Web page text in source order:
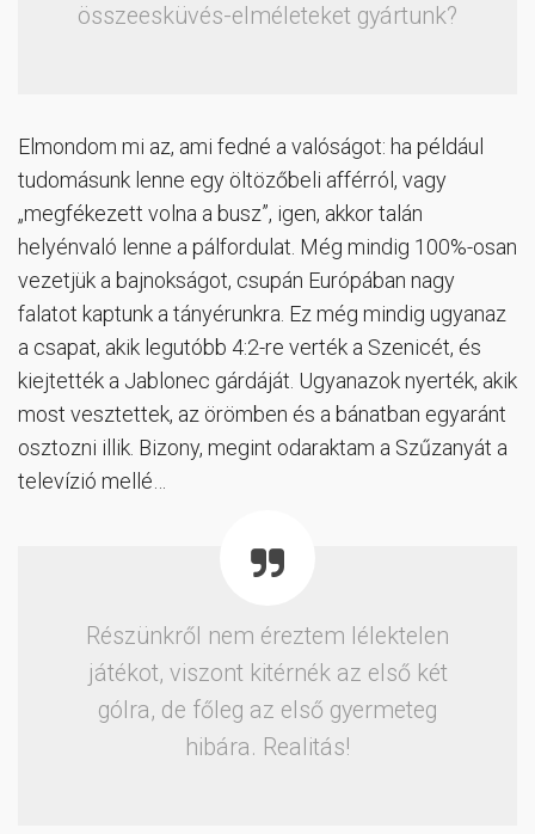
összeesküvés-elméleteket gyártunk?
Elmondom mi az, ami fedné a valóságot: ha például
tudomásunk lenne egy öltözőbeli afférról, vagy
„megfékezett volna a busz”, igen, akkor talán
helyénvaló lenne a pálfordulat. Még mindig 100%-osan
vezetjük a bajnokságot, csupán Európában nagy
falatot kaptunk a tányérunkra. Ez még mindig ugyanaz
a csapat, akik legutóbb 4:2-re verték a Szenicét, és
kiejtették a Jablonec gárdáját. Ugyanazok nyerték, akik
most vesztettek, az örömben és a bánatban egyaránt
osztozni illik. Bizony, megint odaraktam a Szűzanyát a
televízió mellé…
Részünkről nem éreztem lélektelen
játékot, viszont kitérnék az első két
gólra, de főleg az első gyermeteg
hibára. Realitás!